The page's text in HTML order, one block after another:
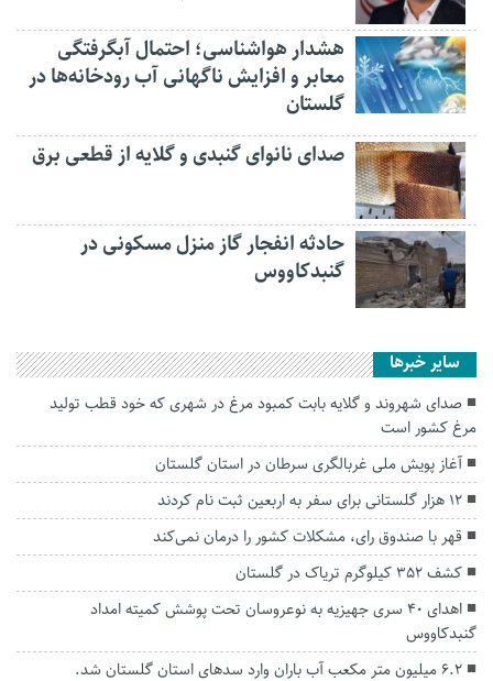
هشدار هواشناسی؛ احتمال آبگرفتگی
معابر و افزایش ناگهانی آب رودخانه‌ها در
گلستان
صدای نانوای گنبدی و گلایه از قطعی برق
حادثه انفجار گاز منزل مسکونی در
گنبدکاووس
سایر خبرها
صدای شهروند و گلایه بابت کمبود مرغ در شهری که خود قطب تولید
مرغ کشور است
آغاز پویش ملی غربالگری سرطان در استان گلستان
۱۲ هزار گلستانی برای سفر به اربعین ثبت نام کردند
قهر با صندوق رای، مشکلات کشور را درمان نمی‌کند
کشف ۳۵۲ کیلوگرم تریاک در گلستان
اهدای ۴٠ سری جهیزیه به نوعروسان تحت پوشش کمیته امداد
گنبدکاووس
۶.۲ میلیون متر مکعب آب باران وارد سدهای استان گلستان شد.